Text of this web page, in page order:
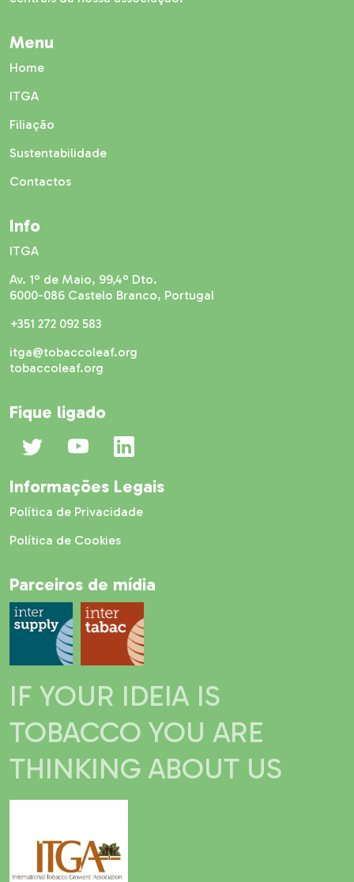
Menu
Home
ITGA
Filiação
Sustentabilidade
Contactos
Info
ITGA
Av. 1º de Maio, 99,4º Dto.
6000-086 Castelo Branco, Portugal
+351 272 092 583
itga@tobaccoleaf.org
tobaccoleaf.org
Fique ligado
Parceiros de mídia
Informações Legais
Política de Privacidade
Política de Cookies
IF YOUR IDEIA IS
TOBACCO YOU ARE
THINKING ABOUT US